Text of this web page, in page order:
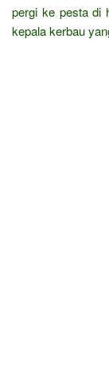
pergi ke pesta di
kepala kerbau